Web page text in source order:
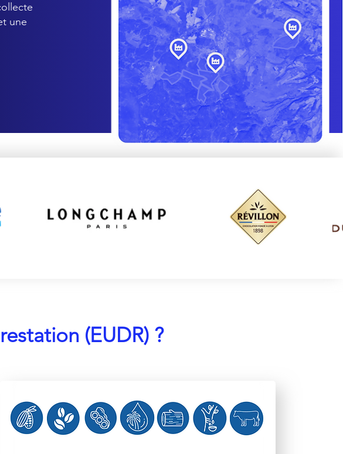
une
(EUDR) ?